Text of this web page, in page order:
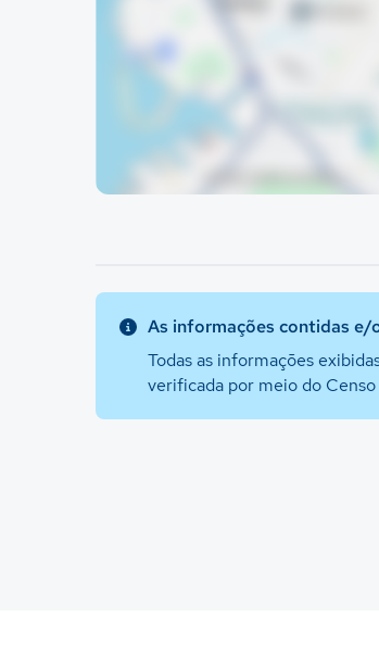
As informações contidas e/
Todas as informações
verificada por meio do